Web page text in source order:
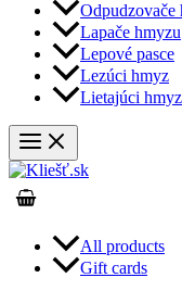
Odpudzovače
Lapače hmyzu
Lepové pasce
Lezúci hmyz
Lietajúci hmyz
All products
Gift cards